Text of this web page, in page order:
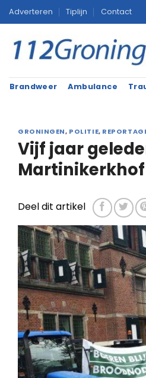
Ga
naar
inhoud
Adverteren Tiplijn Contact
Brandweer Ambulance
GRONINGEN, POLITIE,
Vijf jaar
Deel dit artikel